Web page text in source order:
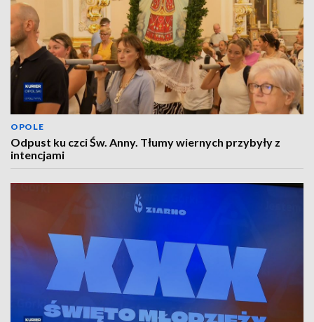
OPOLE
Odpust ku czci Św. Anny. Tłumy wiernych przybyły z
intencjami